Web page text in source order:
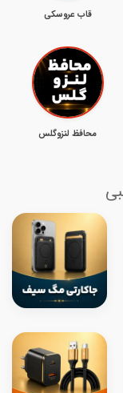
قاب عروسکی
محافظ لنزوگلس